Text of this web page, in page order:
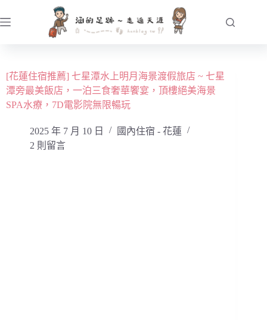
至
容[花蓮住宿推薦] 七星潭水上明月海景渡假旅店 ~ 七星
潭旁最美飯店，一泊三食奢華饗宴，頂樓絕美海景
SPA水療，7D電影院無限暢玩
2025 年 7 月 10 日
國內住宿 - 花蓮
2 則留言